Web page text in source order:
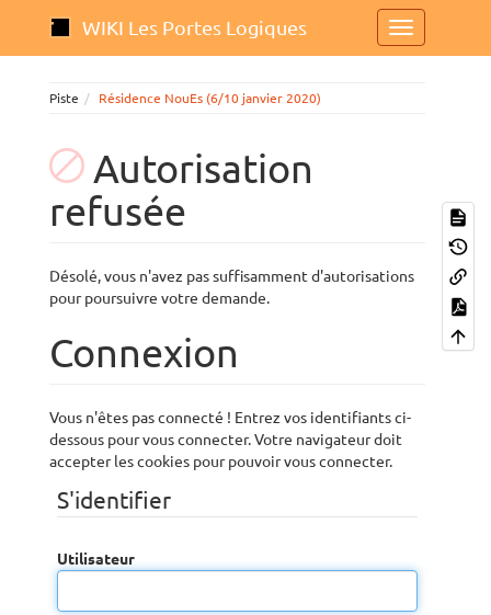
WIKI Les Portes Logiques
Piste Résidence NouEs (6/10 janvier 2020)
Autorisation
refusée
Désolé, vous n'avez pas suffisamment d'autorisations
pour poursuivre votre demande.
Connexion
Vous n'êtes pas connecté ! Entrez vos identifiants ci-
dessous pour vous connecter. Votre navigateur doit
accepter les cookies pour pouvoir vous connecter.
S'identifier
Utilisateur